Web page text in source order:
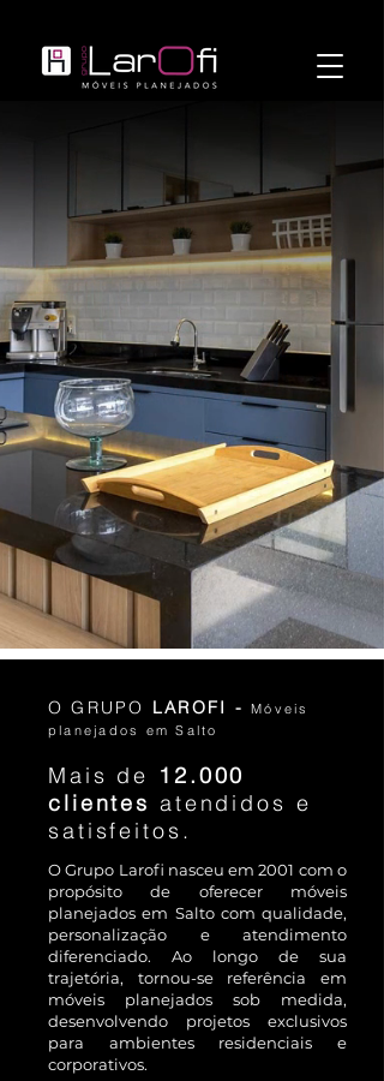
O GRUPO LAROFI -Móveis
planejados em Salto
Mais de 12.000
clientes atendidos e
satisfeitos.
O Grupo Larofi nasceu em 2001 com o
propósito de oferecer móveis
planejados em Salto com qualidade,
personalização e atendimento
diferenciado. Ao longo de sua
trajetória, tornou-se referência em
móveis planejados sob medida,
desenvolvendo projetos exclusivos
para ambientes residenciais e
corporativos.